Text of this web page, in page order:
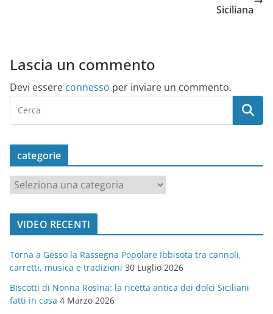
Siciliana
Lascia un commento
Devi essere connesso per inviare un commento.
categorie
a
t
o
r
i
e
VIDEO RECENTI
Torna a Gesso la Rassegna Popolare Ibbisota tra cannoli,
carretti, musica e tradizioni 30 Luglio 2026
Biscotti di Nonna Rosina: la ricetta antica dei dolci Siciliani
fatti in casa 4 Marzo 2026